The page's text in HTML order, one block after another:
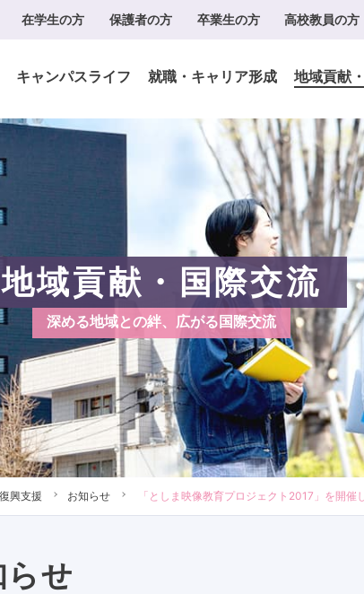
在学生の方 保護者の方 卒業生の方 高校教員の方
キャンパスライフ 就職・キャリア形成 地域貢献
地域貢献・国際交流
深める地域との絆、広がる国際交流
興支援 お知らせ 「としま映像教育プロジェクト2017」を開催
らせ